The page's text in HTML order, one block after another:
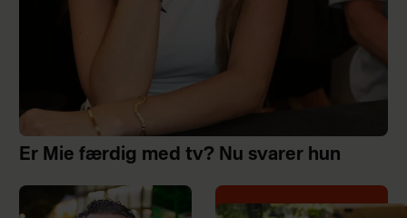
Er Mie færdig med tv? Nu svarer hun